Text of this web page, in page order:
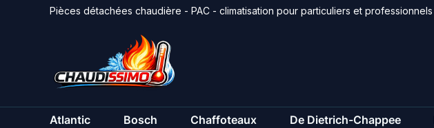
Pièces détachées chaudière - PAC - climatisation pour particuliers et professionnels
Atlantic Bosch Chaffoteaux De Dietrich-Chappee